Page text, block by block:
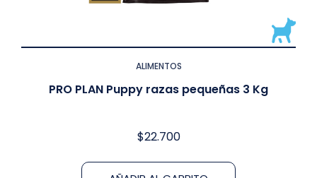
ALIMENTOS
PRO PLAN Puppy razas pequeñas 3 Kg
$22.700